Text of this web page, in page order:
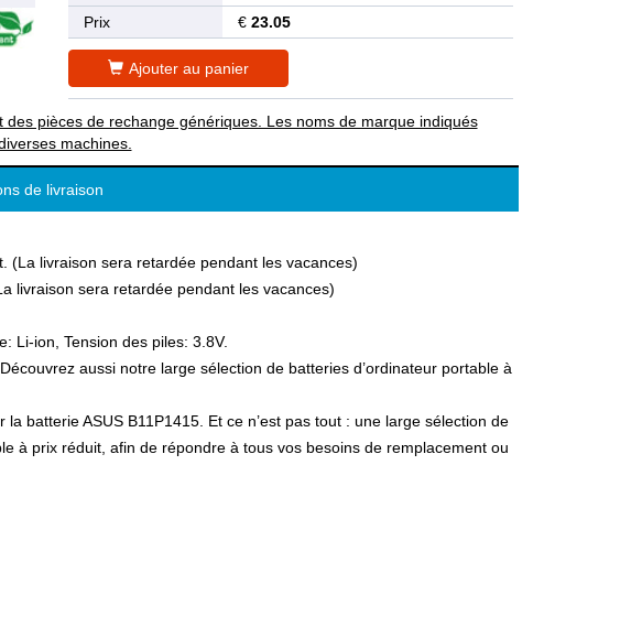
Prix
€23.05
Ajouter au panier
pièces de rechange génériques. Les noms de marque indiqués
machines.
de livraison
(La livraison sera retardée pendant les vacances)
livraison sera retardée pendant les vacances)
Li-ion, Tension des piles: 3.8V.
aussi notre large sélection de batteries d’ordinateur portable à
batterie ASUS B11P1415. Et ce n’est pas tout : une large sélection de
à prix réduit, afin de répondre à tous vos besoins de remplacement ou